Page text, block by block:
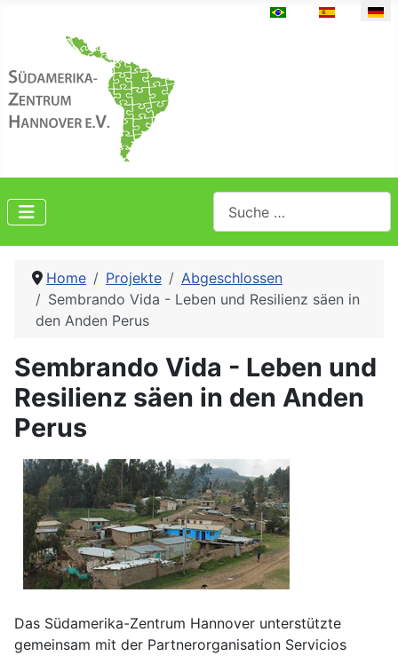
Home Projekte
Abgeschlossen
Sembrando Vida - Leben und Resilienz säen in
den Anden Perus
Sembrando Vida - Leben und
Resilienz säen in den Anden
Perus
Das Südamerika-Zentrum Hannover unterstützte
gemeinsam mit der Partnerorganisation Servicios